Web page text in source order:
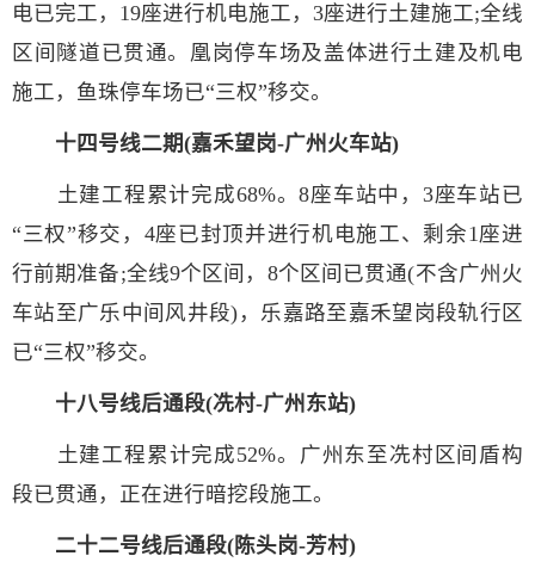
电已完工，19座进行机电施工，3座进行土建施工;全线
区间隧道已贯通。凰岗停车场及盖体进行土建及机电
施工，鱼珠停车场已“三权”移交。
十四号线二期(嘉禾望岗-广州火车站)
土建工程累计完成68%。8座车站中，3座车站已
“三权”移交，4座已封顶并进行机电施工、剩余1座进
行前期准备;全线9个区间，8个区间已贯通(不含广州火
车站至广乐中间风井段)，乐嘉路至嘉禾望岗段轨行区
已“三权”移交。
十八号线后通段(冼村-广州东站)
土建工程累计完成52%。广州东至冼村区间盾构
段已贯通，正在进行暗挖段施工。
二十二号线后通段(陈头岗-芳村)